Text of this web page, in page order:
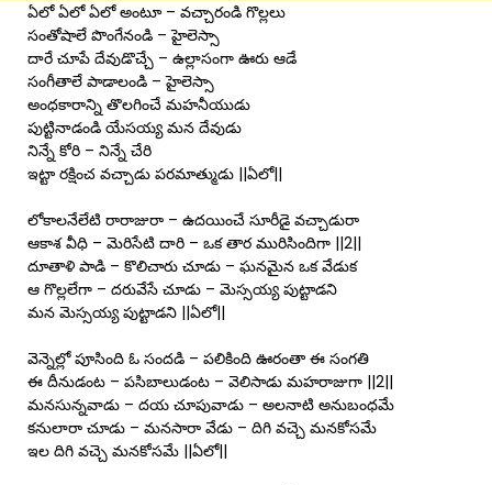
ఏలో ఏలో ఏలో అంటూ – వచ్చారండి గొల్లలు
సంతోషాలే పొంగేనండి – హైలెస్సా
దారే చూపే దేవుడొచ్చే – ఉల్లాసంగా ఊరు ఆడే
సంగీతాలే పాడాలండి – హైలెస్సా
అంధకారాన్ని తొలగించే మహనీయుడు
పుట్టినాడండి యేసయ్య మన దేవుడు
నిన్నే కోరి – నిన్నే చేరి
ఇట్టా రక్షించ వచ్చాడు పరమాత్ముడు ||ఏలో||
లోకాలనేలేటి రారాజురా – ఉదయించే సూరీడై వచ్చాడురా
ఆకాశ వీధి – మెరిసేటి దారి – ఒక తార మురిసిందిగా ||2||
దూతాళి పాడి – కొలిచారు చూడు – ఘనమైన ఒక వేడుక
ఆ గొల్లలేగా – దరువేసే చూడు – మెస్సయ్య పుట్టాడని
మన మెస్సయ్య పుట్టాడని ||ఏలో||
వెన్నెల్లో పూసింది ఓ సందడి – పలికింది ఊరంతా ఈ సంగతి
ఈ దీనుడంట – పసిబాలుడంట – వెలిసాడు మహరాజుగా ||2||
మనసున్నవాడు – దయ చూపువాడు – అలనాటి అనుబంధమే
కనులారా చూడు – మనసారా వేడు – దిగి వచ్చె మనకోసమే
ఇల దిగి వచ్చె మనకోసమే ||ఏలో||